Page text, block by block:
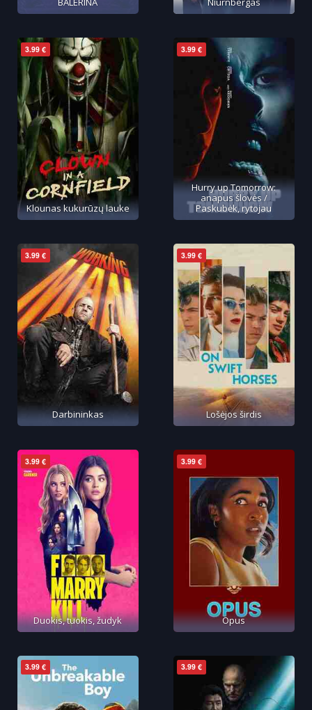
3.99 €
Hurry up Tomorrow:
anapus šlovės /
Paskubėk, rytojau
3.99 €
Klounas kukurūzų lauke
3.99 €
Lošėjos širdis
3.99 €
Darbininkas
3.99 €
Opus
3.99 €
Duokis, tuokis, žudyk
3.99 €
3.99 €